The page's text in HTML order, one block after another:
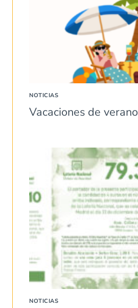
NOTICIAS
Vacaciones de verano
NOTICIAS